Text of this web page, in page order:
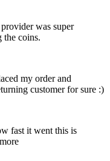
was super
the coins.
my order and
customer for sure :)
fast it went this is